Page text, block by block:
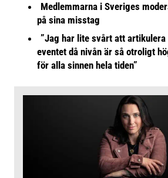
Medlemmarna i Sveriges
på sina misstag
”Jag har lite svårt att artikulera
eventet då nivån är så otroligt
för alla sinnen hela tiden”